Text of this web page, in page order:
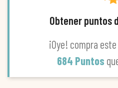
Obtener puntos
¡Oye! compra
684 Puntos